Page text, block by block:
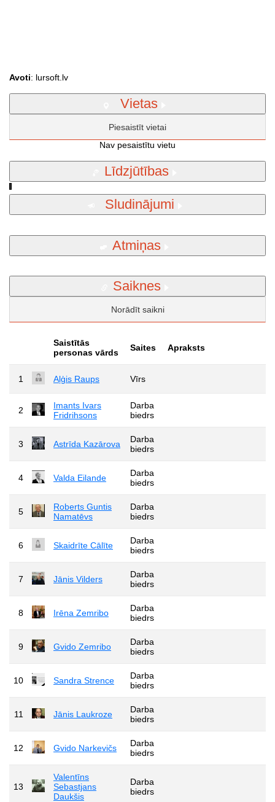
Avoti: lursoft.lv
Vietas
Piesaistīt vietai
Nav pesaistītu vietu
Līdzjūtības
Sludinājumi
Atmiņas
Saiknes
Norādīt saikni
Saistītās
personas vārds
Saites Apraksts
1 Aļģis Raups Vīrs
2
Imants Ivars
Fridrihsons
Darba
biedrs
3 Astrīda Kazārova
Darba
biedrs
4 Valda Eilande
Darba
biedrs
5
Roberts Guntis
Namatēvs
Darba
biedrs
6 Skaidrīte Cālīte
Darba
biedrs
7 Jānis Vilders
Darba
biedrs
8 Irēna Zemribo
Darba
biedrs
9 Gvido Zemribo
Darba
biedrs
10 Sandra Strence
Darba
biedrs
11 Jānis Laukroze
Darba
biedrs
12 Gvido Narkevičs
Darba
biedrs
13
Valentīns
Sebastjans
Daukšis
Darba
biedrs